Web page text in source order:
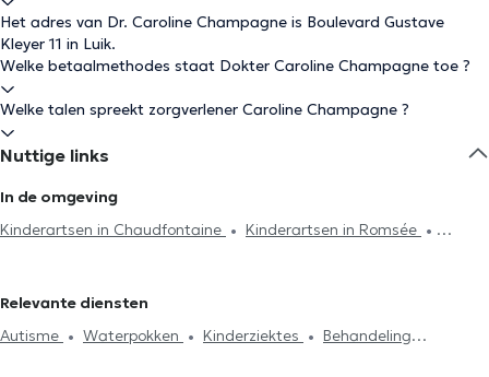
Het adres van Dr. Caroline Champagne is Boulevard Gustave
Kleyer 11 in Luik.
Welke betaalmethodes staat Dokter Caroline Champagne toe ?
Welke talen spreekt zorgverlener Caroline Champagne ?
Nuttige links
In de omgeving
Kinderartsen in Chaudfontaine
Kinderartsen in Romsée
Relevante diensten
Autisme
Waterpokken Kinderziektes
Behandeling